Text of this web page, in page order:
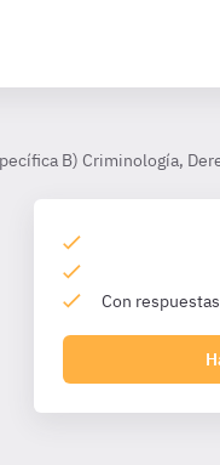
B) Criminología,
Con